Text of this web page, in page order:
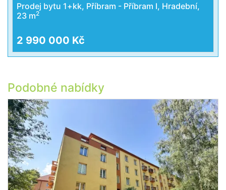
Prodej bytu 1+kk, Příbram - Příbram I, Hradební,
23 m2
2 990 000 Kč
Podobné nabídky